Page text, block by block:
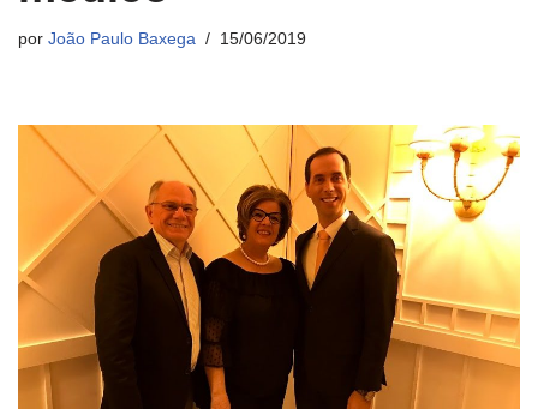
por João Paulo Baxega 15/06/2019